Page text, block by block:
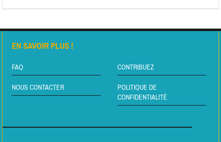
EN SAVOIR PLUS !
FAQ CONTRIBUEZ
NOUS CONTACTER
POLITIQUE DE
CONFIDENTIALITÉ